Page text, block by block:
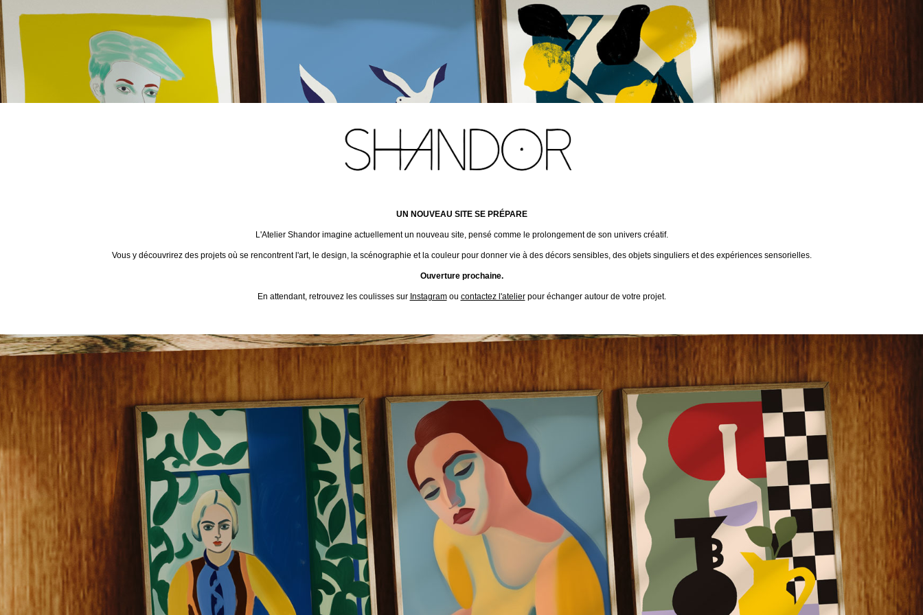
UN NOUVEAU SITE SE PRÉPARE
L'Atelier Shandor imagine actuellement un nouveau site, pensé comme le prolongement de son univers créatif.
Vous y découvrirez des projets où se rencontrent l'art, le design, la scénographie et la couleur pour donner vie à des décors sensibles, des objets singuliers et des expériences sensorielles.
Ouverture prochaine.
En attendant, retrouvez les coulisses sur Instagramou contactez l'atelierpour échanger autour de votre projet.